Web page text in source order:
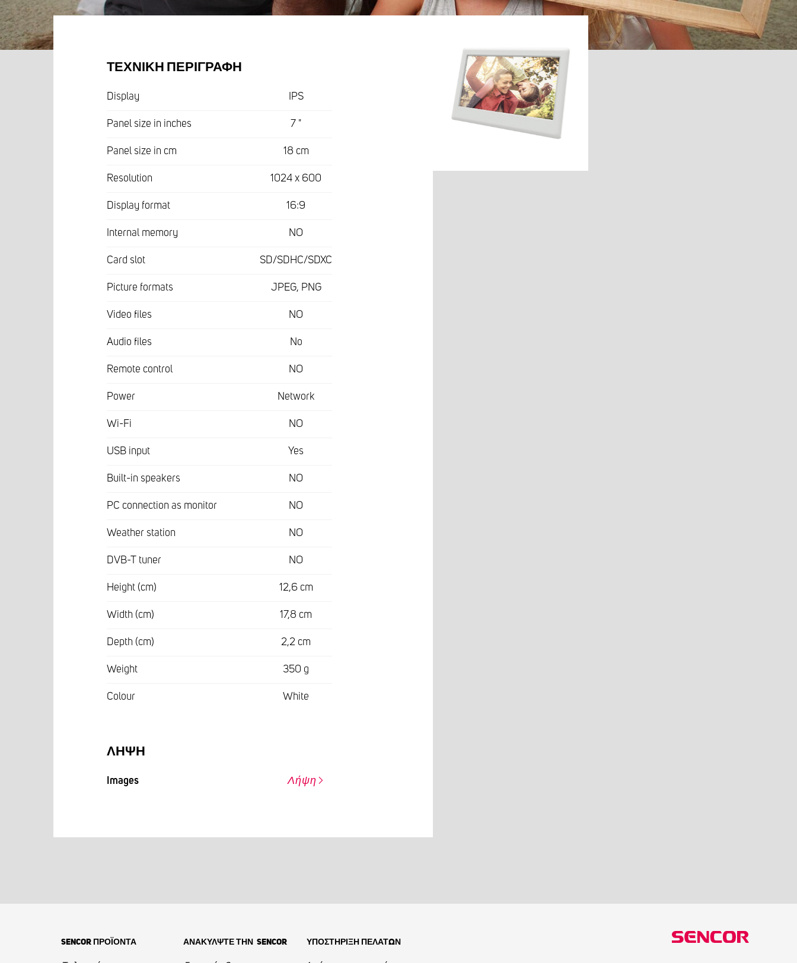
ΤΕΧΝΙΚΉ ΠΕΡΙΓΡΑΦΉ
Display IPS
Panel size in inches 7 "
Panel size in cm 18 cm
Resolution 1024 x 600
Display format 16:9
Internal memory NO
Card slot SD/SDHC/SDXC
Picture formats JPEG, PNG
Video files NO
Audio files No
Remote control NO
Power Network
Wi-Fi NO
USB input Yes
Built-in speakers NO
PC connection as monitor NO
Weather station NO
DVB-T tuner NO
Height (cm) 12,6 cm
Width (cm) 17,8 cm
Depth (cm) 2,2 cm
Weight 350 g
Colour White
ΛΉΨΗ
Images Λήψη
SENCOR ΠΡΟΪΟΝΤΑ ΑΝΑΚΥΛΨΤΕ ΤΗΝ SENCOR ΥΠΟΣΤΗΡΙΞΗ ΠΕΛΑΤΩΝ